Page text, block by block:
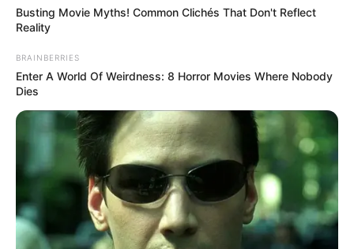
3. Perempuan kelahiran 1992 ini ternyata sudah lama
bercita-cita terjun ke dunia hiburan dan menjadi
penyanyi
Busting Movie Myths! Common Clichés That Don't Reflect
Reality
BRAINBERRIES
Enter A World Of Weirdness: 8 Horror Movies Where Nobody
Dies